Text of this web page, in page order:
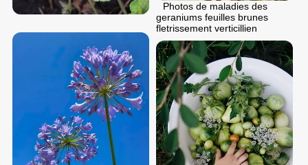
Photos de maladies des
geraniums feuilles brunes
fletrissement verticillien